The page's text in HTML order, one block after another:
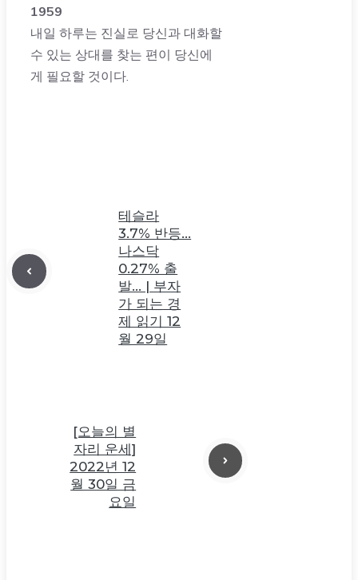
1959
내일 하루는 진실로 당신과 대화할
수 있는 상대를 찾는 편이 당신에
게 필요할 것이다.
테슬라
3.7% 반등…
나스닥
0.27% 출
발… | 부자
가 되는 경
제 읽기 12
월 29일
[오늘의 별
자리 운세]
2022년 12
월 30일 금
요일